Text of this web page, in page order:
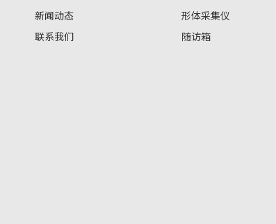
新闻动态
联系我们
形体采集仪
随访箱